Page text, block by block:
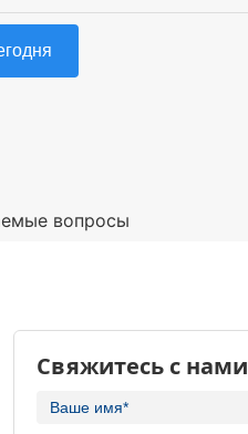
вопросы
Свяжитесь с нами